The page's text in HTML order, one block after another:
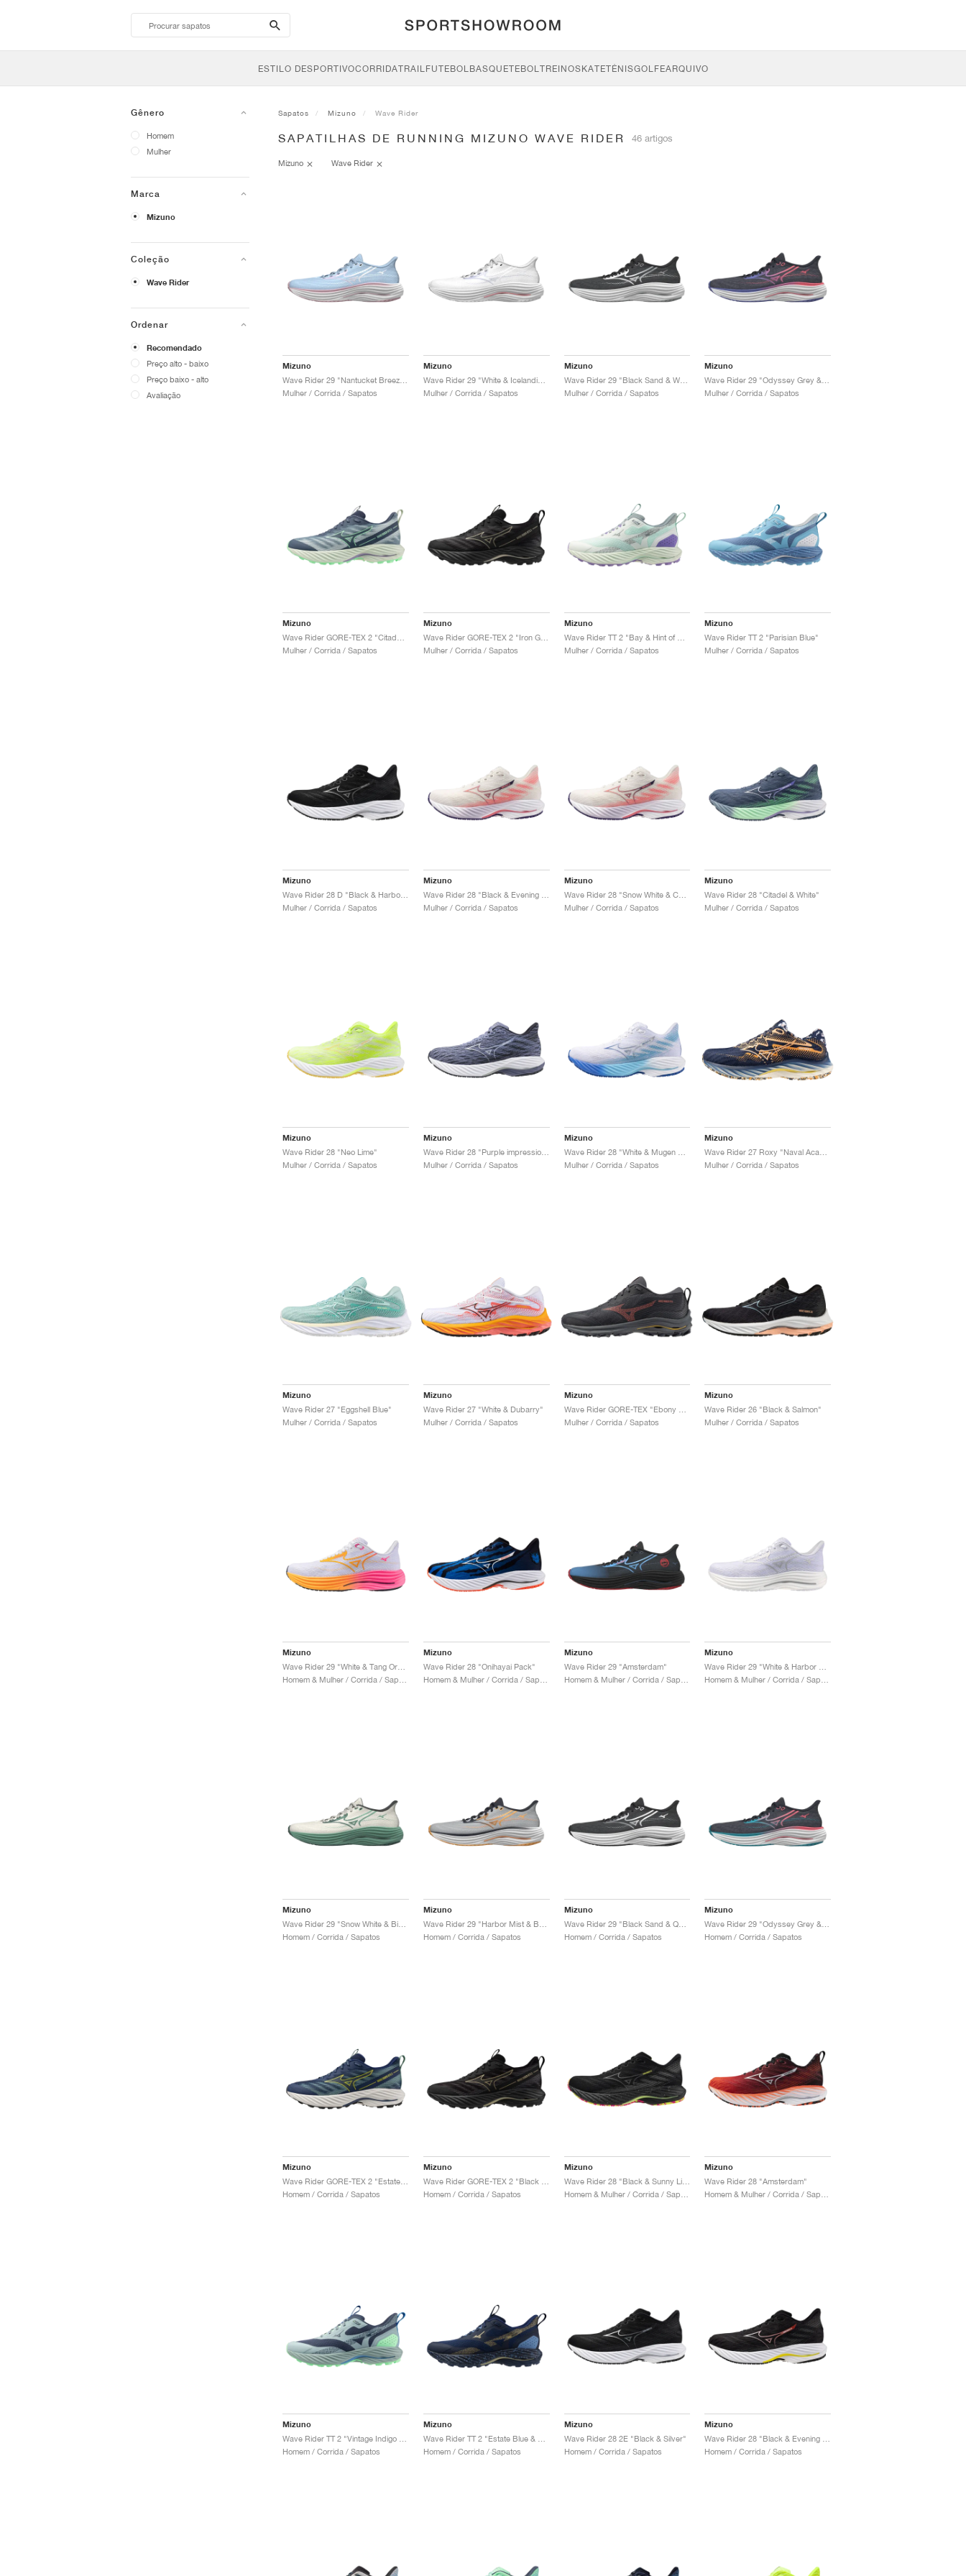
search-
btn
ESTILO DESPORTIVOCORRIDATRAILFUTEBOLBASQUETEBOLTREINOSKATETÉNISGOLFEARQUIVO
Gênero
Homem
Mulher
Marca
Mizuno
Coleção
Wave Rider
Ordenar
Recomendado
Preço alto - baixo
Preço baixo - alto
Avaliação
Sapatos Mizuno Wave Rider
SAPATILHAS DE RUNNING MIZUNO WAVE RIDER 46 artigos
Mizuno Wave Rider
Mizuno
Mulher / Corrida / Sapatos
Mizuno
Wave Rider 29 "White & Icelandic Blue"
Mulher / Corrida / Sapatos
Mizuno
Wave Rider 29 "Black Sand & White"
Mulher / Corrida / Sapatos
Mizuno
Mulher / Corrida / Sapatos
Mizuno
Mulher / Corrida / Sapatos
Mizuno
Wave Rider GORE-TEX 2 "Iron Gate & Gold"
Mulher / Corrida / Sapatos
Mizuno
Mulher / Corrida / Sapatos
Mizuno
Wave Rider TT 2 "Parisian Blue"
Mulher / Corrida / Sapatos
Mizuno
Mulher / Corrida / Sapatos
Mizuno
Mulher / Corrida / Sapatos
Mizuno
Wave Rider 28 "Snow White & Camellia Rose"
Mulher / Corrida / Sapatos
Mizuno
Wave Rider 28 "Citadel & White"
Mulher / Corrida / Sapatos
Mizuno
Wave Rider 28 "Neo Lime"
Mulher / Corrida / Sapatos
Mizuno
Wave Rider 28 "Purple impression & India Ink"
Mulher / Corrida / Sapatos
Mizuno
Mulher / Corrida / Sapatos
Mizuno
Mulher / Corrida / Sapatos
Mizuno
Wave Rider 27 "Eggshell Blue"
Mulher / Corrida / Sapatos
Mizuno
Wave Rider 27 "White & Dubarry"
Mulher / Corrida / Sapatos
Mizuno
Mulher / Corrida / Sapatos
Mizuno
Wave Rider 26 "Black & Salmon"
Mulher / Corrida / Sapatos
Mizuno Mizuno
Wave Rider 28 "Onihayai Pack"
Mizuno
Wave Rider 29 "Amsterdam"
Mizuno
Mizuno
Homem / Corrida / Sapatos
Mizuno
Homem / Corrida / Sapatos
Mizuno
Wave Rider 29 "Black Sand & Quiet Shade"
Homem / Corrida / Sapatos
Mizuno
Homem / Corrida / Sapatos
Mizuno
Homem / Corrida / Sapatos
Mizuno
Homem / Corrida / Sapatos
Mizuno
Wave Rider 28 "Black & Sunny Lime"
Mizuno
Wave Rider 28 "Amsterdam"
Mizuno
Homem / Corrida / Sapatos
Mizuno
Homem / Corrida / Sapatos
Mizuno
Wave Rider 28 2E "Black & Silver"
Homem / Corrida / Sapatos
Mizuno
Homem / Corrida / Sapatos